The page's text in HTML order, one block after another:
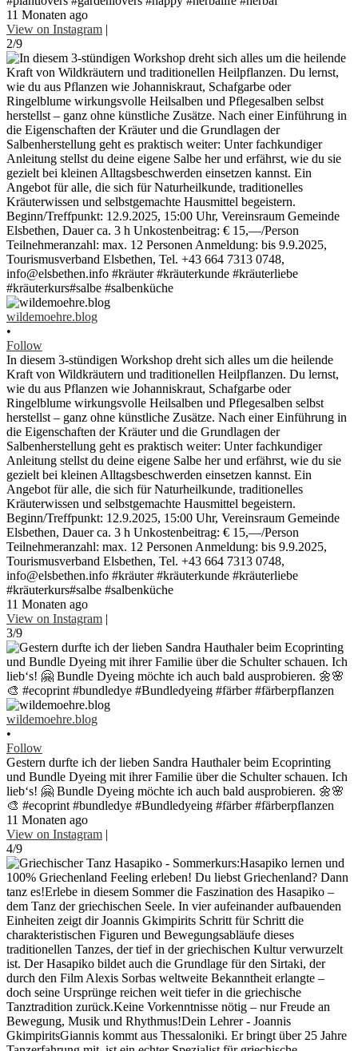
11 Monaten ago
View on Instagram |
2/9
wildemoehre.blog
•
Follow
In diesem 3-stündigen Workshop dreht sich alles um die heilende
Kraft von Wildkräutern und traditionellen Heilpflanzen. Du lernst,
wie du aus Pflanzen wie Johanniskraut, Schafgarbe oder
Ringelblume wirkungsvolle Heilsalben und Pflegesalben selbst
herstellst – ganz ohne künstliche Zusätze. Nach einer Einführung in
die Eigenschaften der Kräuter und die Grundlagen der
Salbenherstellung geht es praktisch weiter: Unter fachkundiger
Anleitung stellst du deine eigene Salbe her und erfährst, wie du sie
gezielt bei kleinen Alltagsbeschwerden einsetzen kannst. Ein
Angebot für alle, die sich für Naturheilkunde, traditionelles
Kräuterwissen und selbstgemachte Hausmittel begeistern.
Beginn/Treffpunkt: 12.9.2025, 15:00 Uhr, Vereinsraum Gemeinde
Elsbethen, Dauer ca. 3 h Unkostenbeitrag: € 15,—/Person
Teilnehmeranzahl: max. 12 Personen Anmeldung: bis 9.9.2025,
Tourismusverband Elsbethen, Tel. +43 664 7313 0748,
info@elsbethen.info #kräuter #kräuterkunde #kräuterliebe
#kräuterkurs#salbe #salbenküche
11 Monaten ago
View on Instagram |
3/9
wildemoehre.blog
•
Follow
Gestern durfte ich der lieben Sandra Hauthaler beim Ecoprinting
und Bundle Dyeing mit ihrer Familie über die Schulter schauen. Ich
lieb‘s! 🤗 Bundle Dyeing möchte ich auch bald ausprobieren. 🌼🌸
🎨 #ecoprint #bundledye #Bundledyeing #färber #färberpflanzen
11 Monaten ago
View on Instagram |
4/9